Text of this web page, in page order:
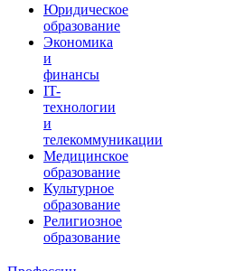
Юридическое
образование
Экономика
и
финансы
IT-
технологии
и
телекоммуникации
Медицинское
образование
Культурное
образование
Религиозное
образование